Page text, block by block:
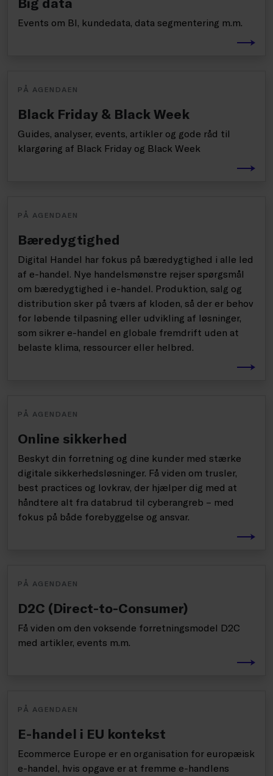
Events om BI, kundedata, data segmentering m.m.
PÅ AGENDAEN
Black Friday & Black Week
Guides, analyser, events, artikler og gode råd til
klargøring af Black Friday og Black Week
PÅ AGENDAEN
Bæredygtighed
Digital Handel har fokus på bæredygtighed i alle led
af e-handel. Nye handelsmønstre rejser spørgsmål
om bæredygtighed i e-handel. Produktion, salg og
distribution sker på tværs af kloden, så der er behov
for løbende tilpasning eller udvikling af løsninger,
som sikrer e-handel en globale fremdrift uden at
belaste klima, ressourcer eller helbred.
PÅ AGENDAEN
Online sikkerhed
Beskyt din forretning og dine kunder med stærke
digitale sikkerhedsløsninger. Få viden om trusler,
best practices og lovkrav, der hjælper dig med at
håndtere alt fra databrud til cyberangreb – med
fokus på både forebyggelse og ansvar.
PÅ AGENDAEN
D2C (Direct-to-Consumer)
Få viden om den voksende forretningsmodel D2C
med artikler, events m.m.
PÅ AGENDAEN
E-handel i EU kontekst
Ecommerce Europe er en organisation for europæisk
e-handel, hvis opgave er at fremme e-handlens